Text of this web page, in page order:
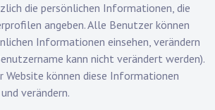
die persönlichen Informationen, die
angeben. Alle Benutzer können
Informationen einsehen, verändern
kann nicht verändert werden).
Website können diese Informationen
verändern.